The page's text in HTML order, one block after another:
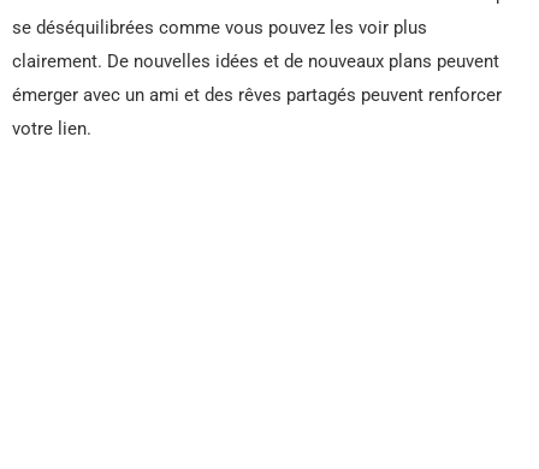
se déséquilibrées comme vous pouvez les voir plus
clairement. De nouvelles idées et de nouveaux plans peuvent
émerger avec un ami et des rêves partagés peuvent renforcer
votre lien.